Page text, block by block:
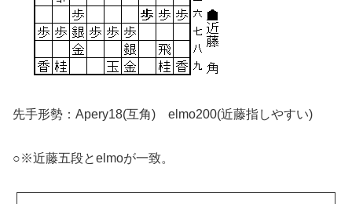
先手形勢：Apery18(互角) elmo200(近藤指しやすい)
○※近藤五段とelmoが一致。